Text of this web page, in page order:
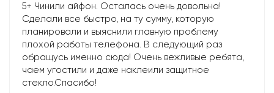
5+ Чинили айфон. Осталась очень довольна!
Сделали все быстро, на ту сумму, которую
планировали и выяснили главную проблему
плохой работы телефона. В следующий раз
обращусь именно сюда! Очень вежливые ребята,
чаем угостили и даже наклеили защитное
стекло.Спасибо!